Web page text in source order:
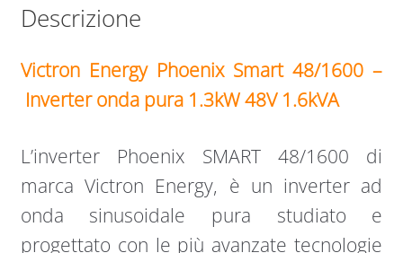
Descrizione
Victron Energy Phoenix Smart 48/1600 –
Inverter onda pura 1.3kW 48V 1.6kVA
L’inverter Phoenix SMART 48/1600 di
marca Victron Energy, è un inverter ad
onda sinusoidale pura studiato e
progettato con le più avanzate tecnologie